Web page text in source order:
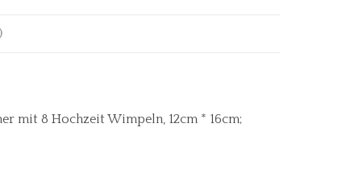
mit 8 Hochzeit Wimpeln, 12cm * 16cm;